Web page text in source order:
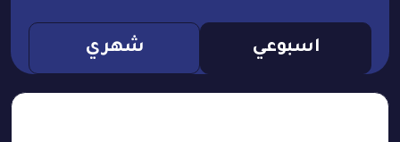
اسبوعي شهري